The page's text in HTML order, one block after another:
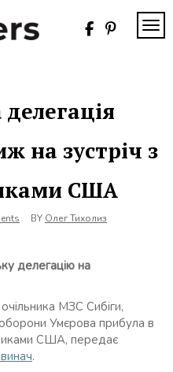
на зустріч з
США
BY Олег Тихолиз
делегацію на
МЗС Сибіги,
Умєрова прибула в
США, передає
.